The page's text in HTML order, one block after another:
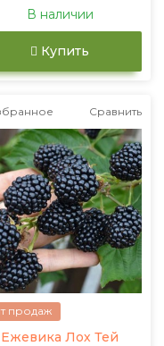
В наличии
Купить
Сравнить
продаж
Ежевика Лох Тей